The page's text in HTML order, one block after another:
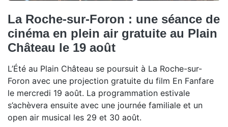
La Roche-sur-Foron : une séance de
cinéma en plein air gratuite au Plain
Château le 19 août
L’Été au Plain Château se poursuit à La Roche-sur-
Foron avec une projection gratuite du film En Fanfare
le mercredi 19 août. La programmation estivale
s’achèvera ensuite avec une journée familiale et un
open air musical les 29 et 30 août.